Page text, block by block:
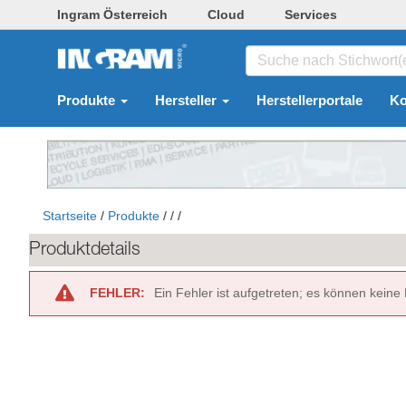
Ingram Österreich Cloud Services
Produkte Hersteller Herstellerportale
Startseite / Produkte / / /
Produktdetails
FEHLER: Ein Fehler ist aufgetreten; es können